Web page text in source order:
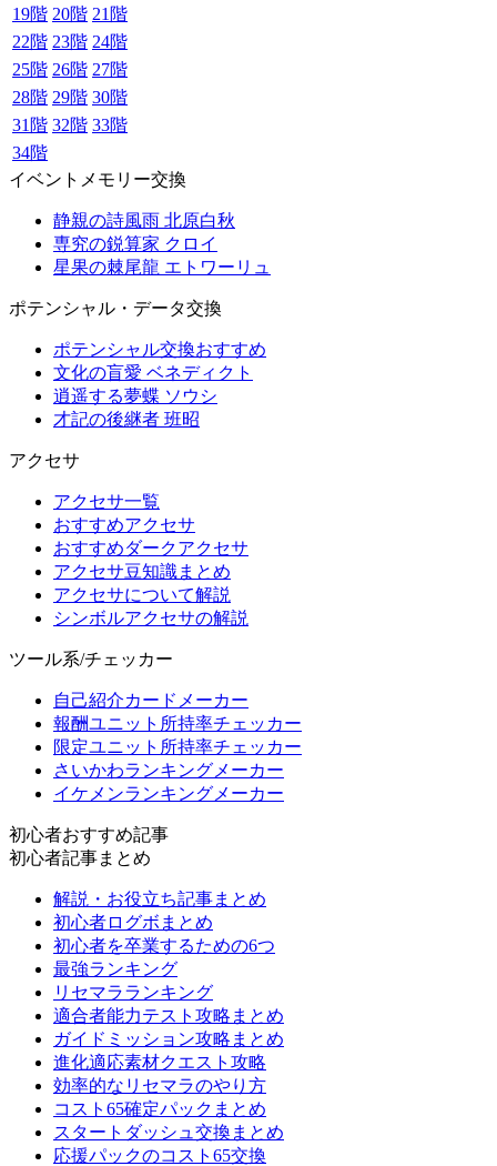
19階 20階 21階
22階 23階 24階
25階 26階 27階
28階 29階 30階
31階 32階 33階
34階
イベントメモリー交換
静親の詩風雨 北原白秋
専究の鋭算家 クロイ
星果の棘尾龍 エトワーリュ
ポテンシャル・データ交換
ポテンシャル交換おすすめ
文化の盲愛 ベネディクト
逍遥する夢蝶 ソウシ
才記の後継者 班昭
アクセサ
アクセサ一覧
おすすめアクセサ
おすすめダークアクセサ
アクセサ豆知識まとめ
アクセサについて解説
シンボルアクセサの解説
ツール系/チェッカー
自己紹介カードメーカー
報酬ユニット所持率チェッカー
限定ユニット所持率チェッカー
さいかわランキングメーカー
イケメンランキングメーカー
初心者おすすめ記事
初心者記事まとめ
解説・お役立ち記事まとめ
初心者ログボまとめ
初心者を卒業するための6つ
最強ランキング
リセマラランキング
適合者能力テスト攻略まとめ
ガイドミッション攻略まとめ
進化適応素材クエスト攻略
効率的なリセマラのやり方
コスト65確定パックまとめ
スタートダッシュ交換まとめ
応援パックのコスト65交換